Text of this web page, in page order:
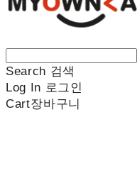
Search 검색
Log In 로그인
Cart장바구니